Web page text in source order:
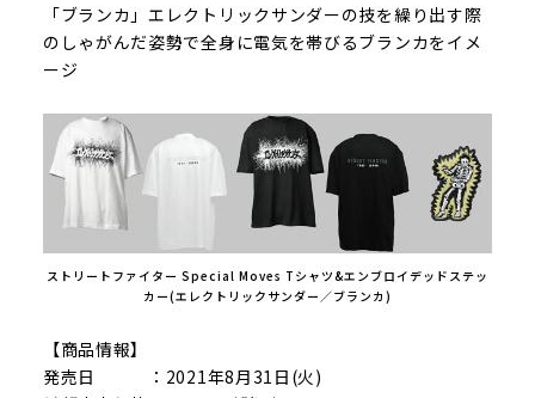
「ブランカ」エレクトリックサンダーの技を繰り出す際
のしゃがんだ姿勢で全身に電気を帯びるブランカをイメ
ージ
ストリートファイター Special Moves Tシャツ&エンブロイデッドステッ
カー(エレクトリックサンダー／ブランカ)
【商品情報】
発売日 ：2021年8月31日(火)